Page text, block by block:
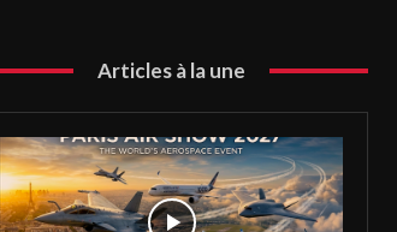
Articles à la une